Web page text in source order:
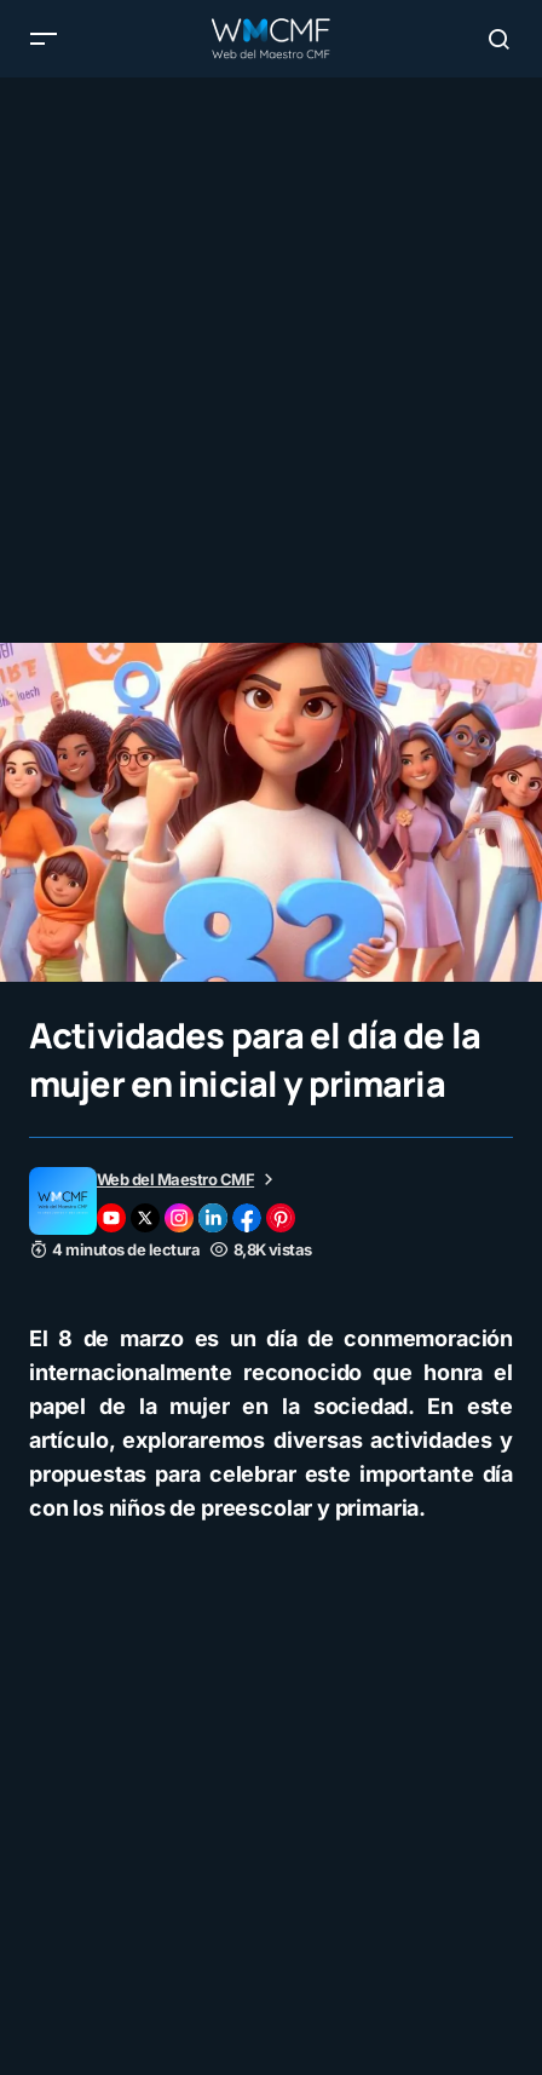
Actividades para el día de la
mujer en inicial y primaria
Web del Maestro CMF
4 minutos de lectura 8,8K vistas
El 8 de marzo es un día de conmemoración
internacionalmente reconocido que honra el
papel de la mujer en la sociedad. En este
artículo, exploraremos diversas actividades y
propuestas para celebrar este importante día
con los niños de preescolar y primaria.